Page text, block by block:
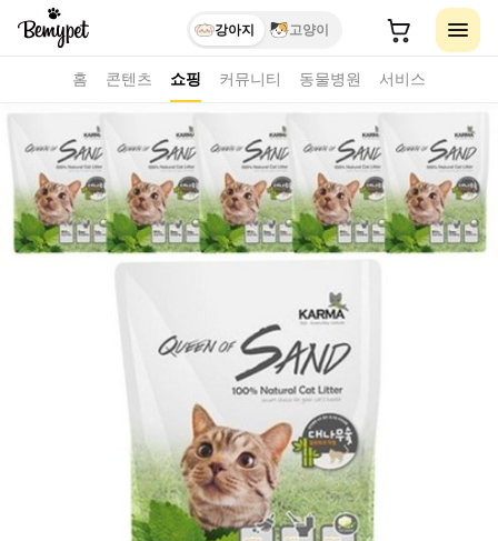
강아지 고양이
홈 콘텐츠 쇼핑 커뮤니티 동물병원 서비스